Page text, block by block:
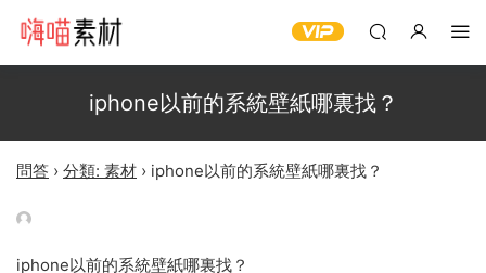
iphone以前的系統壁紙哪裏找？
問答 › 分類: 素材 › iphone以前的系統壁紙哪裏找？
iphone以前的系統壁紙哪裏找？